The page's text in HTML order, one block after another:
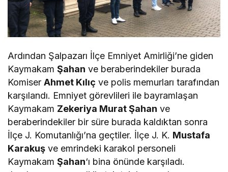
Ardından Şalpazarı İlçe Emniyet Amirliği’ne giden
KaymakamŞahan ve beraberindekiler burada
KomiserAhmet Kılıç ve polis memurları tarafından
karşılandı. Emniyet görevlileri ile bayramlaşan
Kaymakam Zekeriya Murat Şahan ve
beraberindekiler bir süre burada kaldıktan sonra
İlçe J. Komutanlığı’na geçtiler. İlçe J. K. Mustafa
Karakuş ve emrindeki karakol personeli
KaymakamŞahan‘ı bina önünde karşıladı.